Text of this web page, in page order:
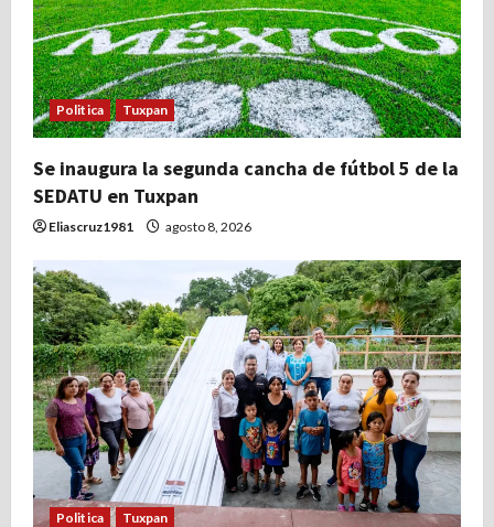
Politica Tuxpan
Se inaugura la segunda cancha de fútbol 5 de la
SEDATU en Tuxpan
Eliascruz1981 agosto 8, 2026
Politica Tuxpan